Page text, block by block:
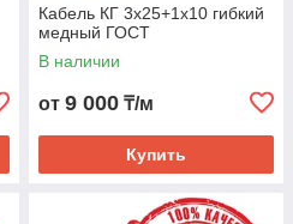
Кабель КГ 3х25+1х10 гибкий
медный ГОСТ
В наличии
от 9 000 ₸/м
Купить